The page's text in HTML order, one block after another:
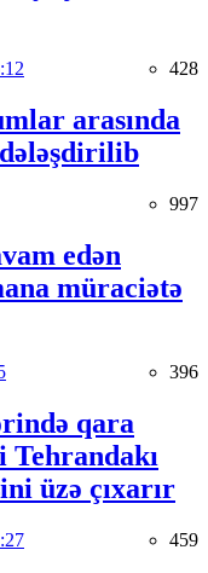
428
arasında
997
edən
müraciətə
396
qara
üzə çıxarır
459